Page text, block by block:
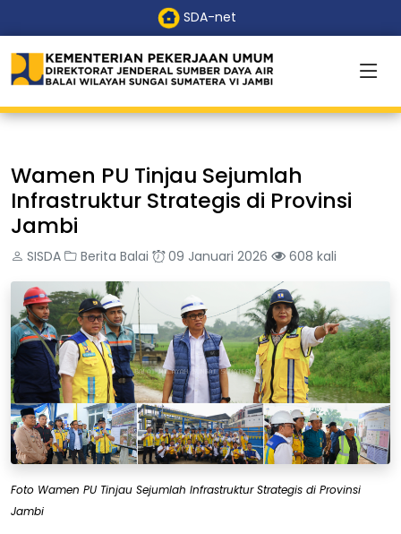
SDA-net
Wamen PU Tinjau Sejumlah
Infrastruktur Strategis di Provinsi
Jambi
SISDA Berita Balai 09 Januari 2026 608 kali
Foto Wamen PU Tinjau Sejumlah Infrastruktur Strategis di Provinsi
Jambi